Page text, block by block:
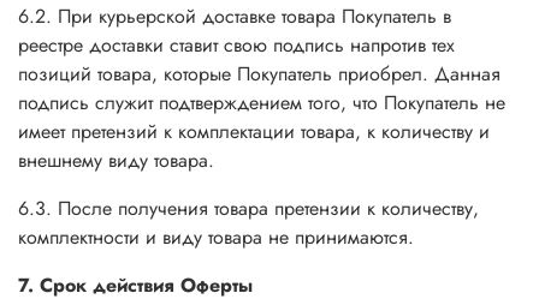
6.2. При курьерской доставке товара Покупатель в
реестре доставки ставит свою подпись напротив тех
позиций товара, которые Покупатель приобрел. Данная
подпись служит подтверждением того, что Покупатель не
имеет претензий к комплектации товара, к количеству и
внешнему виду товара.
6.3. После получения товара претензии к количеству,
комплектности и виду товара не принимаются.
7. Срок действия Оферты